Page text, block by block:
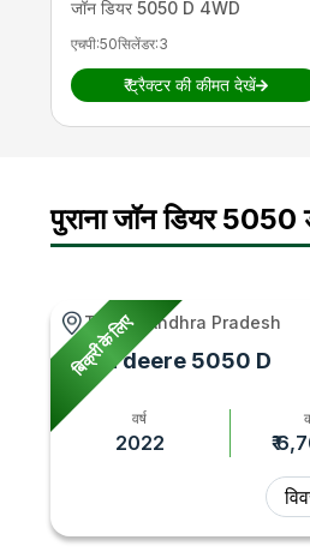
अल्टरनेटर
जॉन डियर 5050 D 4WD
एचपी:50सिलेंडर:3
₹ट्रैक्टर की कीमत देखें
पुराना जॉन डियर 5050
बिक्री के लिए
Tenali, Andhra Pradesh
John deere 5050 D
वर्ष
2022 ₹